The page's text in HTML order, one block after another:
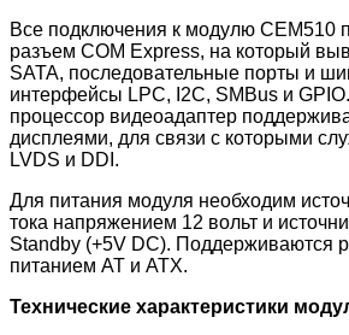
Все подключения к модулю CEM510
разъем COM Express, на который
SATA, последовательные порты и
интерфейсы LPC, I2C, SMBus и
процессор видеоадаптер
дисплеями, для связи с которыми
LVDS и DDI.
Для питания модуля необходим
тока напряжением 12 вольт и
Standby (+5V DC). Поддерживаются
питанием AT и ATX.
Технические характеристики